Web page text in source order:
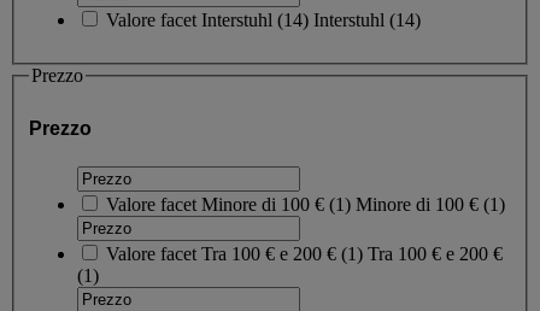
Valore facet Interstuhl (14) Interstuhl (14)
Prezzo
Prezzo
Valore facet Minore di 100 € (1) Minore di 100 € (1)
Valore facet Tra 100 € e 200 € (1) Tra 100 € e 200 €
(1)